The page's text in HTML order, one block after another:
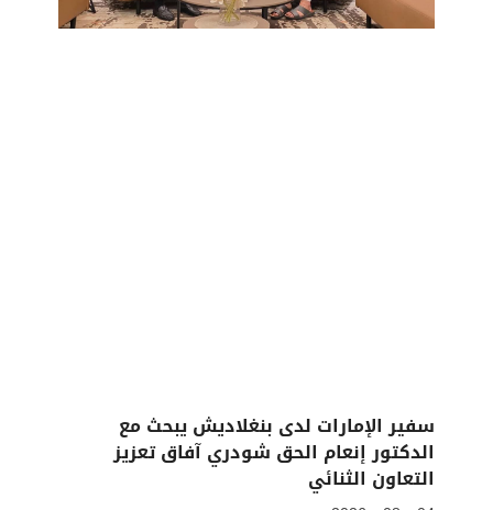
سفير الإمارات لدى بنغلاديش يبحث مع
الدكتور إنعام الحق شودري آفاق تعزيز
التعاون الثنائي